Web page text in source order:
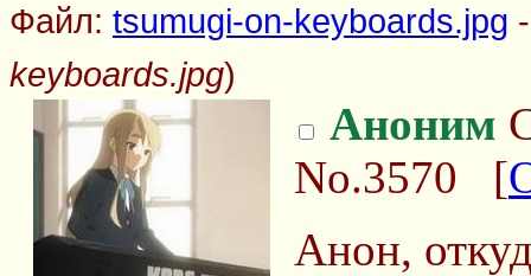
Файл: tsumugi-on-keyboards.jpg
keyboards.jpg)
Аноним
No.3570 [
Анон,